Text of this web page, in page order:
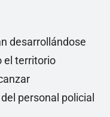
desarrollándose
el territorio
personal policial